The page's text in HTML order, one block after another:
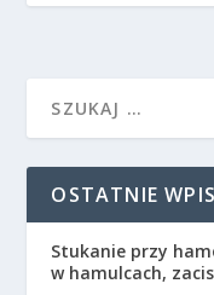
OSTATNIE
Stukanie przy
w hamulcach,